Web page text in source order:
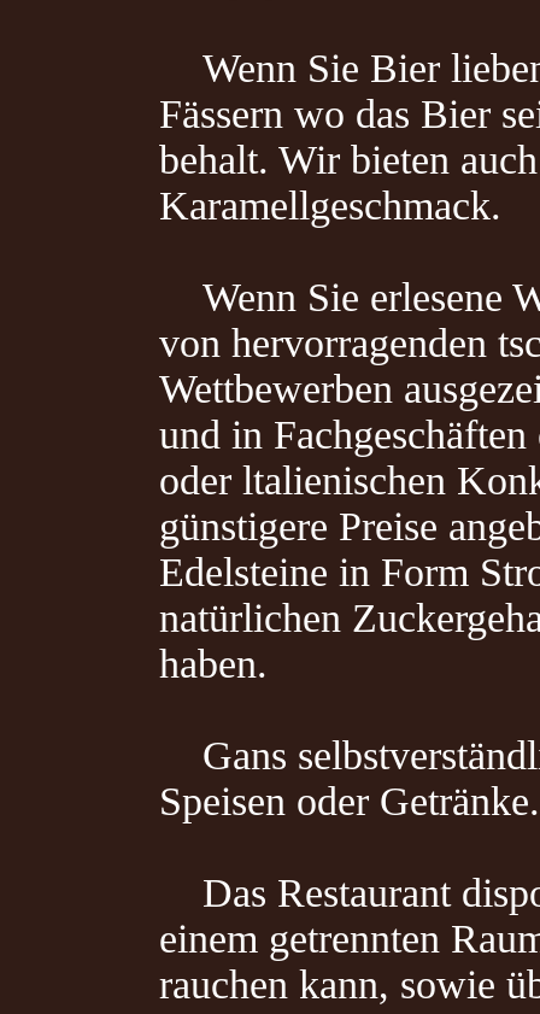
Wenn Sie Bier
Fässern wo das Bier
behalt. Wir bieten
Karamellgeschmack.
Wenn Sie erlesene
von hervorragenden
Wettbewerben
und in
oder ltalienischen
günstigere Preise
Edelsteine in Form
natürlichen
haben.
Gans
Speisen oder Getränke.
Das Restaurant
einem getrennten
rauchen kann, sowie